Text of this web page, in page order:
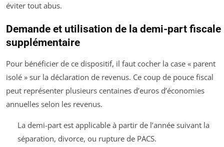
éviter tout abus.
Demande et utilisation de la demi-part fiscale
supplémentaire
Pour bénéficier de ce dispositif, il faut cocher la case « parent
isolé » sur la déclaration de revenus. Ce coup de pouce fiscal
peut représenter plusieurs centaines d’euros d’économies
annuelles selon les revenus.
La demi-part est applicable à partir de l’année suivant la
séparation, divorce, ou rupture de PACS.